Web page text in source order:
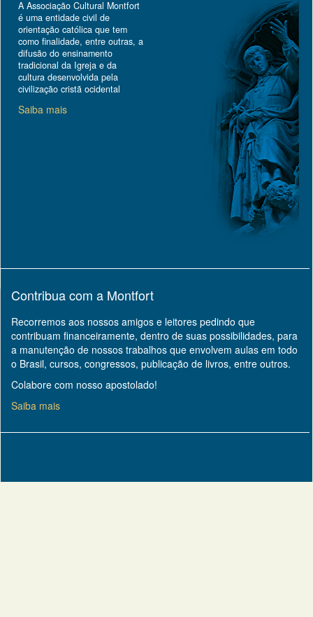
A Associação Cultural Montfort
é uma entidade civil de
orientação católica que tem
como finalidade, entre outras, a
difusão do ensinamento
tradicional da Igreja e da
cultura desenvolvida pela
civilização cristã ocidental
Saiba mais
Contribua com a Montfort
Recorremos aos nossos amigos e leitores pedindo que
contribuam financeiramente, dentro de suas possibilidades, para
a manutenção de nossos trabalhos que envolvem aulas em todo
o Brasil, cursos, congressos, publicação de livros, entre outros.
Colabore com nosso apostolado!
Saiba mais